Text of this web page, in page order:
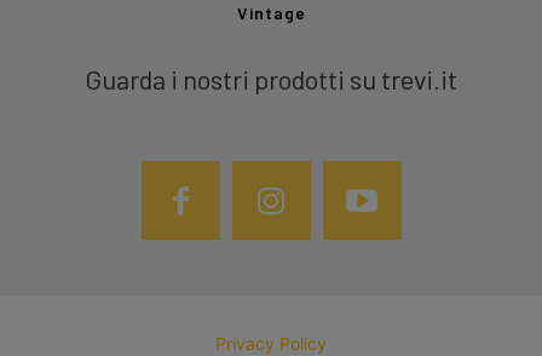
Vintage
Guarda i nostri prodotti su trevi.it
Privacy Policy